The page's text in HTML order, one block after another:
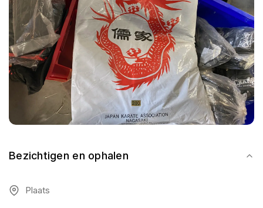
Bezichtigen en ophalen
Plaats